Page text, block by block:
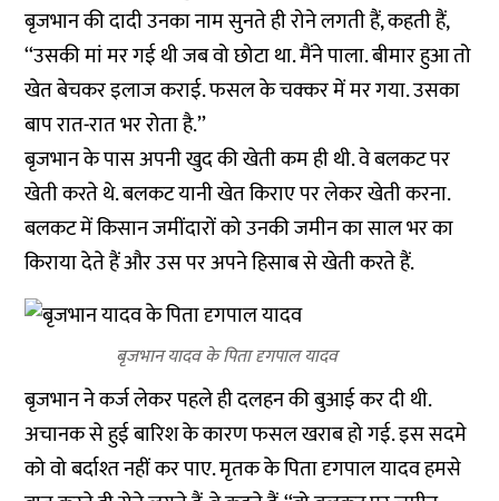
बृजभान की दादी उनका नाम सुनते ही रोने लगती हैं, कहती हैं,
‘‘उसकी मां मर गई थी जब वो छोटा था. मैंने पाला. बीमार हुआ तो
खेत बेचकर इलाज कराई. फसल के चक्कर में मर गया. उसका
बाप रात-रात भर रोता है.’’
बृजभान के पास अपनी खुद की खेती कम ही थी. वे बलकट पर
खेती करते थे. बलकट यानी खेत किराए पर लेकर खेती करना.
बलकट में किसान जमींदारों को उनकी जमीन का साल भर का
किराया देते हैं और उस पर अपने हिसाब से खेती करते हैं.
बृजभान यादव के पिता दृगपाल यादव
बृजभान ने कर्ज लेकर पहले ही दलहन की बुआई कर दी थी.
अचानक से हुई बारिश के कारण फसल खराब हो गई. इस सदमे
को वो बर्दाश्त नहीं कर पाए. मृतक के पिता दृगपाल यादव हमसे